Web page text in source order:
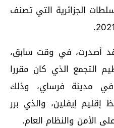
الجزائرية التي تصنف
أصدرت، في وقت سابق،
التجمع الذي كان مقررا
في مدينة فرساي، وذلك
إيفلين، والذي برر
الأمن والنظام العام.